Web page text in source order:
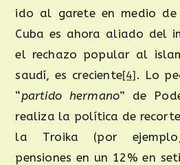
ido al garete en medio
Cuba es ahora aliado del
el rechazo popular al
saudí, es creciente[4]. Lo
“partido hermano” de
realiza la política de
la Troika (por
pensiones en un 12% en